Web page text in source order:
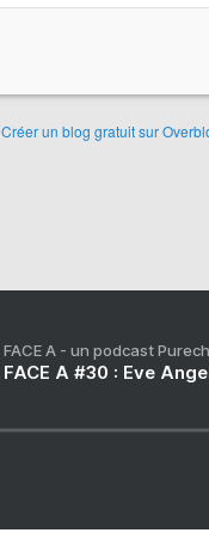
Créer un blog gratuit sur
FACE A - un podcast
FACE A #30 : Eve